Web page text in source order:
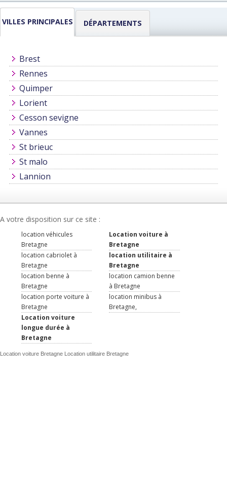
CARTE DE FRANCE
INFORMATIONS
VILLES PRINCIPALES DÉPARTEMENTS
Brest
Rennes
Quimper
Lorient
Cesson sevigne
Vannes
St brieuc
St malo
Lannion
A votre disposition sur ce site :
location véhicules
Bretagne
Location voiture à
Bretagne
location cabriolet à
Bretagne
location utilitaire à
Bretagne
location benne à
Bretagne
location camion benne
à Bretagne
location porte voiture à
Bretagne
location minibus à
Bretagne,
Location voiture
longue durée à
Bretagne
Location voiture Bretagne Location utilitaire Bretagne